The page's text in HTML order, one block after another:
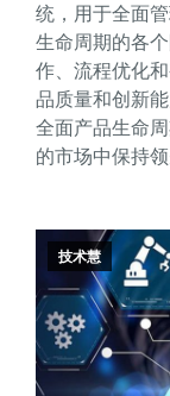
统，用于全面
生命周期的各
作、流程优化
品质量和创新
全面产品生命
的市场中保持
技术慧